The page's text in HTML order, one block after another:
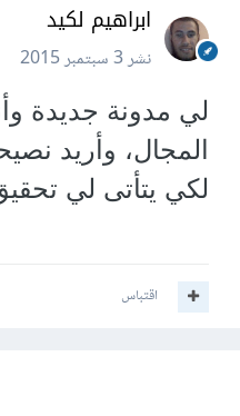
ابراهيم لكيد
نشر3 سبتمبر 2015
لي مدونة جديدة
المجال، وأريد
لكي يتأتى لي
اقتباس